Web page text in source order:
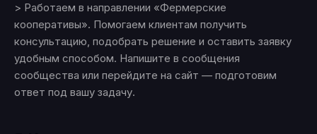
> Работаем в направлении «Фермерские
кооперативы». Помогаем клиентам получить
консультацию, подобрать решение и оставить заявку
удобным способом. Напишите в сообщения
сообщества или перейдите на сайт — подготовим
ответ под вашу задачу.